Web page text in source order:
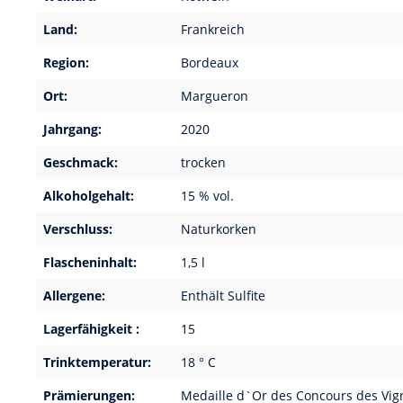
Land:
Frankreich
Region:
Bordeaux
Ort:
Margueron
Jahrgang:
2020
Geschmack:
trocken
Alkoholgehalt:
15 % vol.
Verschluss:
Naturkorken
Flascheninhalt:
1,5 l
Allergene:
Enthält Sulfite
Lagerfähigkeit :
15
Trinktemperatur:
18 ° C
Prämierungen:
Medaille d`Or des Concours des